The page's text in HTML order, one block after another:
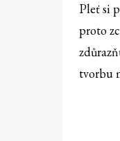
Pleť si
proto
tvorbu